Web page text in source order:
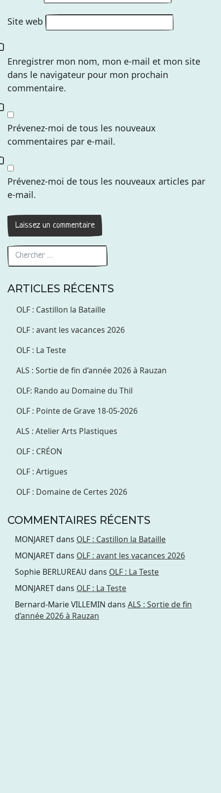
Site web
Enregistrer mon nom, mon e-mail et mon site
dans le navigateur pour mon prochain
commentaire.
Prévenez-moi de tous les nouveaux
commentaires par e-mail.
Prévenez-moi de tous les nouveaux articles par
e-mail.
ARTICLES RÉCENTS
OLF : Castillon la Bataille
OLF : avant les vacances 2026
OLF : La Teste
ALS : Sortie de fin d’année 2026 à Rauzan
OLF: Rando au Domaine du Thil
OLF : Pointe de Grave 18-05-2026
ALS : Atelier Arts Plastiques
OLF : CRÉON
OLF : Artigues
OLF : Domaine de Certes 2026
COMMENTAIRES RÉCENTS
MONJARETdans OLF : Castillon la Bataille
MONJARETdans OLF : avant les vacances 2026
Sophie BERLUREAU dans OLF : La Teste
MONJARETdans OLF : La Teste
Bernard-Marie VILLEMIN dans ALS : Sortie de fin
d’année 2026 à Rauzan